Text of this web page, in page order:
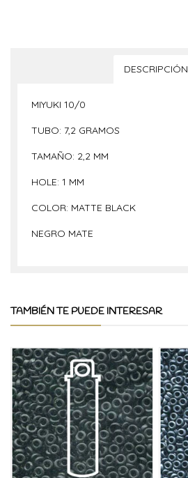
DESCRIPCIÓN
MIYUKI 10/0
TUBO: 7,2 GRAMOS
TAMAÑO: 2,2 MM
HOLE: 1 MM
COLOR: MATTE BLACK
NEGRO MATE
TAMBIÉN TE PUEDE INTERESAR